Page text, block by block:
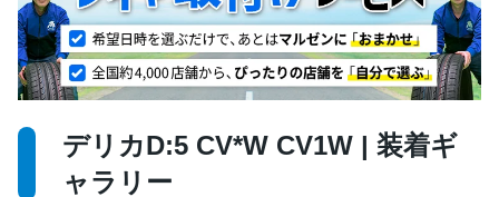
デリカD:5 CV*W CV1W | 装着ギ
ャラリー